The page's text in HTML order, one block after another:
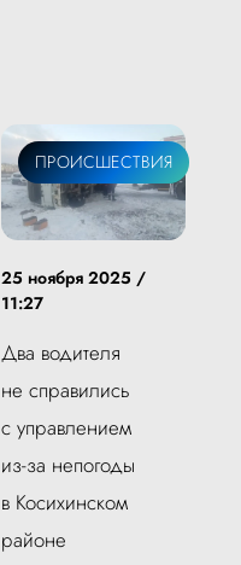
ПРОИСШЕСТВИЯ
25 ноября 2025 /
11:27
Два водителя
не справились
с управлением
из-за непогоды
в Косихинском
районе